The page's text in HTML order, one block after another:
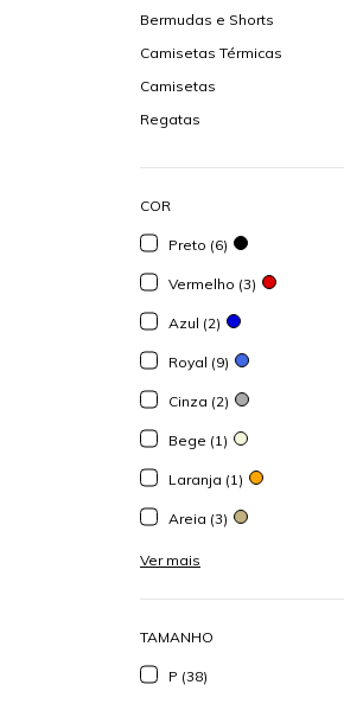
Bermudas e Shorts
Camisetas Térmicas
Camisetas
Regatas
COR
Preto (6)
Vermelho (3)
Azul (2)
Royal (9)
Cinza (2)
Bege (1)
Laranja (1)
Areia (3)
Ver mais
TAMANHO
P (38)